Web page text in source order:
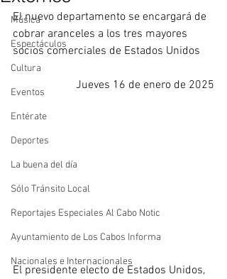
Música
Espectáculos
Cultura
Eventos
Entérate
Deportes
La buena del día
Sólo Tránsito Local
Reportajes Especiales Al Cabo Notic
Ayuntamiento de Los Cabos Informa
Nacionales e Internacionales
El nuevo departamento se encargará de
cobrar aranceles a los tres mayores
socios comerciales de Estados Unidos
Jueves 16 de enero de 2025
El presidente electo de Estados Unidos,